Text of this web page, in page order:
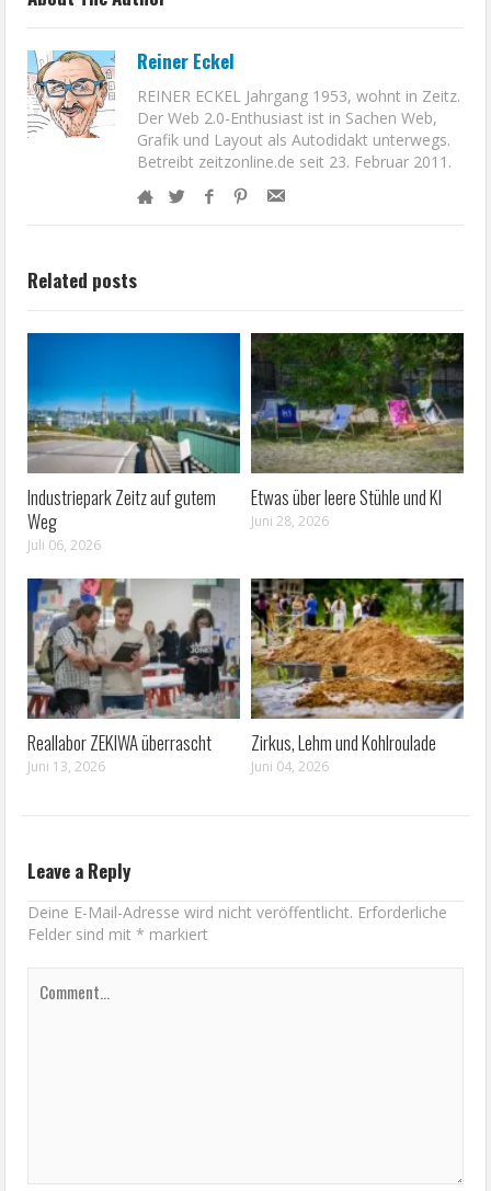
Reiner Eckel
Der Web 2.0-Enthusiast ist in Sachen Web,
Grafik und Layout als Autodidakt unterwegs.
Betreibt zeitzonline.de seit 23. Februar 2011.
Related posts
Industriepark Zeitz auf gutem
Weg
Juli 06, 2026
Etwas über leere Stühle und KI
Juni 28, 2026
Reallabor ZEKIWA überrascht
Juni 13, 2026
Zirkus, Lehm und Kohlroulade
Juni 04, 2026
Leave a Reply
Felder sind mit* markiert